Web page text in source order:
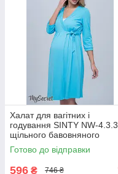
Халат для вагітних і
годування SINTY NW-
щільного бавовняного
трикотажу, блакитний
Готово до відправки
596 ₴ 746 ₴